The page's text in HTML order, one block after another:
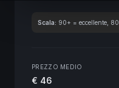
Scala: 90+ = eccellente,
PREZZO MEDIO
€ 46